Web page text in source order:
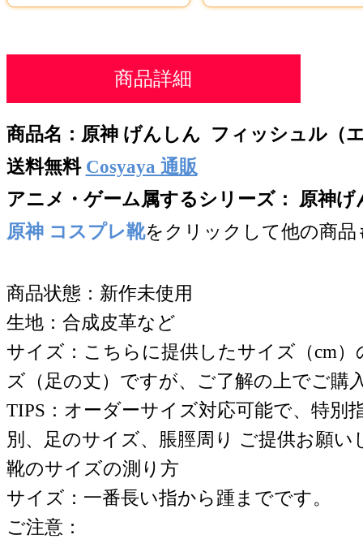
商品詳細
商品名： 原神 げんしん フィッシュル（
送料無料 Cosyaya 通販
アニメ・ゲーム属するシリーズ： 原神げ
原神 コスプレ靴をクリックして他の商品
商品状態：新作未使用
生地：合成皮革など
サイズ：こちらに提供したサイズ（cm
ズ（足の丈）ですが、ご了解の上でご購
TIPS：オーダーサイズ対応可能で、特別
別、足のサイズ、脹脛周り ご提供お願い
靴のサイズの測り方
サイズ：一番長い指から踵までです。
ご注意：